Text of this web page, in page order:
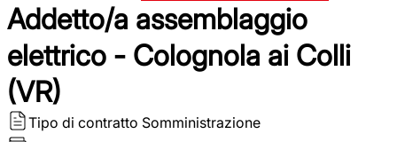
Addetto/a assemblaggio
elettrico - Colognola ai Colli
(VR)
Tipo di contratto Somministrazione